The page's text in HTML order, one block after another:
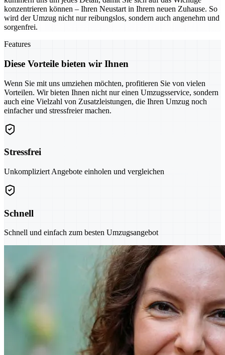
konzentrieren können – Ihren Neustart in Ihrem neuen Zuhause. So
wird der Umzug nicht nur reibungslos, sondern auch angenehm und
sorgenfrei.
Features
Diese Vorteile bieten wir Ihnen
Wenn Sie mit uns umziehen möchten, profitieren Sie von vielen
Vorteilen. Wir bieten Ihnen nicht nur einen Umzugsservice, sondern
auch eine Vielzahl von Zusatzleistungen, die Ihren Umzug noch
einfacher und stressfreier machen.
Stressfrei
Unkompliziert Angebote einholen und vergleichen
Schnell
Schnell und einfach zum besten Umzugsangebot